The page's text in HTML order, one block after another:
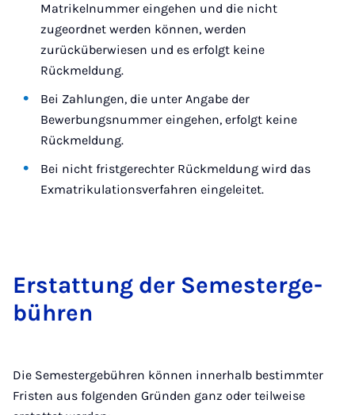
Matrikelnummer eingehen und die nicht
zugeordnet werden können, werden
zurücküberwiesen und es erfolgt keine
Rückmeldung.
Bei Zahlungen, die unter Angabe der
Bewerbungsnummer eingehen, erfolgt keine
Rückmeldung.
Bei nicht fristgerechter Rückmeldung wird das
Exmatrikulationsverfahren eingeleitet.
Er­stat­tung der Se­mes­ter­ge­
büh­ren
Die Semestergebühren können innerhalb bestimmter
Fristen aus folgenden Gründen ganz oder teilweise